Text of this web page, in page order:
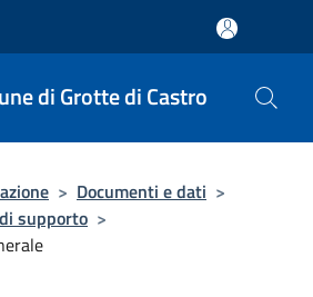
di Grotte di Castro
> Documenti e dati >
supporto >